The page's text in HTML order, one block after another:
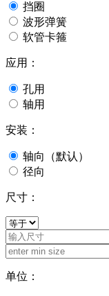
挡圈
波形弹簧
软管卡箍
应用：
孔用
轴用
安装：
轴向（默认）
径向
尺寸：
单位：